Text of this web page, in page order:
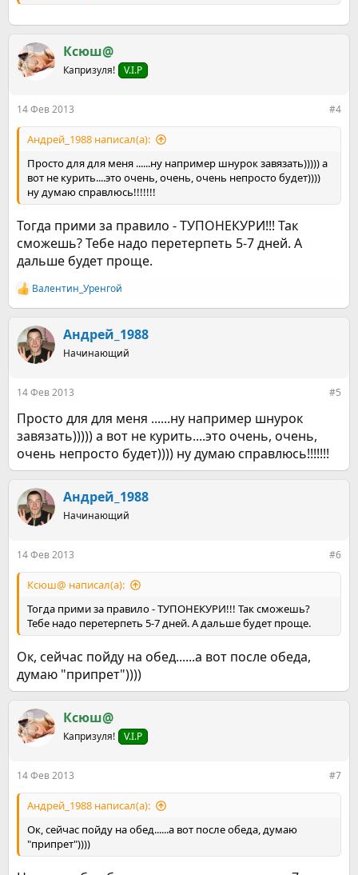
Ксюш@
Капризуля! V.I.P
14 Фев 2013 #4
Андрей_1988 написал(а):
Просто для для меня ......ну например шнурок завязать))))) а
вот не курить....это очень, очень, очень непросто будет))))
ну думаю справлюсь!!!!!!!
Тогда прими за правило - ТУПОНЕКУРИ!!! Так
сможешь? Тебе надо перетерпеть 5-7 дней. А
дальше будет проще.
Р
е
к
ц
и
Валентин_Уренгой
Андрей_1988
Начинающий
14 Фев 2013 #5
Просто для для меня ......ну например шнурок
завязать))))) а вот не курить....это очень, очень,
очень непросто будет)))) ну думаю справлюсь!!!!!!!
Андрей_1988
Начинающий
14 Фев 2013 #6
Ксюш@ написал(а):
Тогда прими за правило - ТУПОНЕКУРИ!!! Так сможешь?
Тебе надо перетерпеть 5-7 дней. А дальше будет проще.
Ок, сейчас пойду на обед......а вот после обеда,
думаю "припрет"))))
Ксюш@
Капризуля! V.I.P
14 Фев 2013 #7
Андрей_1988 написал(а):
Ок, сейчас пойду на обед......а вот после обеда, думаю
"припрет"))))